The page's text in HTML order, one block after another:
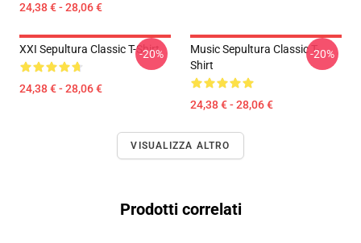
24,38 € - 28,06 €
XXI Sepultura Classic T-Shirt
24,38 € - 28,06 €
-20%
Music Sepultura Classic T-
Shirt
24,38 € - 28,06 €
-20%
VISUALIZZA ALTRO
Prodotti correlati